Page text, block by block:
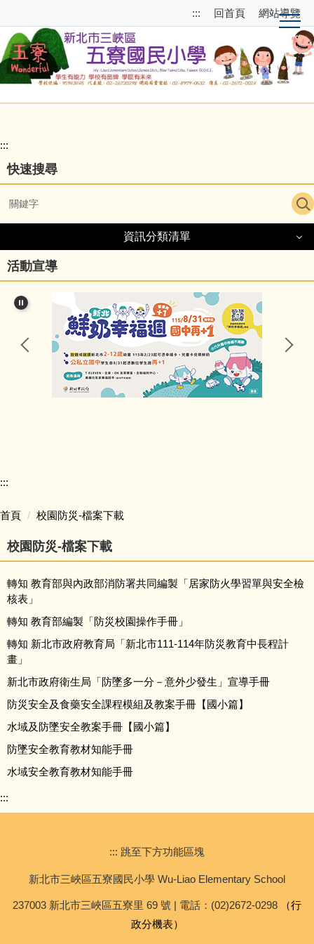
到
主
要
內
容
區
:::
至
方
選
區
回首頁 網站導覽
園
主
選
單
導
:::
快速搜尋
資訊分類清單
資訊分類清單
細說五寮
行政處室
公告訊息
獎助學金
校車資訊
招生資訊
活動宣導
:::
首頁 校園防災-檔案下載
校園防災-檔案下載
轉知 教育部與內政部消防署共同編製「居家防火學習單與安全檢
核表」
轉知 教育部編製「防災校園操作手冊」
轉知 新北市政府教育局「新北市111-114年防災教育中長程計
畫」
新北市政府衛生局「防墜多一分－意外少發生」宣導手冊
防災安全及食藥安全課程模組及教案手冊【國小篇】
水域及防墜安全教案手冊【國小篇】
防墜安全教育教材知能手冊
水域安全教育教材知能手冊
:::
::: 跳至下方功能區塊
新北市三峽區五寮國民小學 Wu-Liao Elementary School
237003 新北市三峽區五寮里 69 號 | 電話：(02)2672-0298
（行
政分機表）